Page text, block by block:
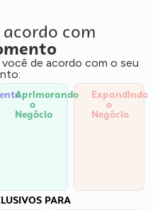
com
de acordo com o seu
Aprimorando
o
Negócio
Expandindo
o
Negócio
PARA